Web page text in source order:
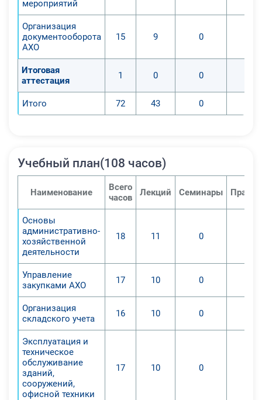
мероприятий
Организация
документооборота
АХО
15 9 0
Итоговая
аттестация
1 0 0
Итого 72 43 0
Учебный план(108 часов)
Наименование
Всего
часов
Лекций Семинары
Основы
административно-
хозяйственной
деятельности
18 11 0
Управление
закупками АХО
17 10 0
Организация
складского учета
16 10 0
Эксплуатация и
техническое
обслуживание
зданий,
сооружений,
офисной техники
17 10 0